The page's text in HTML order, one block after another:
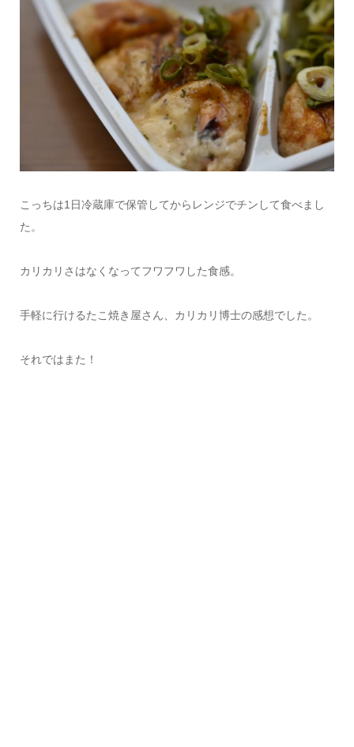
こっちは1日冷蔵庫で保管してからレンジでチンして食べまし
た。
カリカリさはなくなってフワフワした食感。
手軽に行けるたこ焼き屋さん、カリカリ博士の感想でした。
それではまた！